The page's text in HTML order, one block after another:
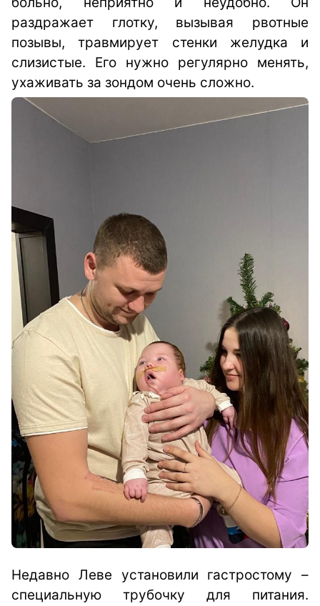
раздражает глотку, вызывая рвотные
позывы, травмирует стенки желудка и
слизистые. Его нужно регулярно менять,
ухаживать за зондом очень сложно.
Недавно Леве установили гастростому –
специальную трубочку для питания.